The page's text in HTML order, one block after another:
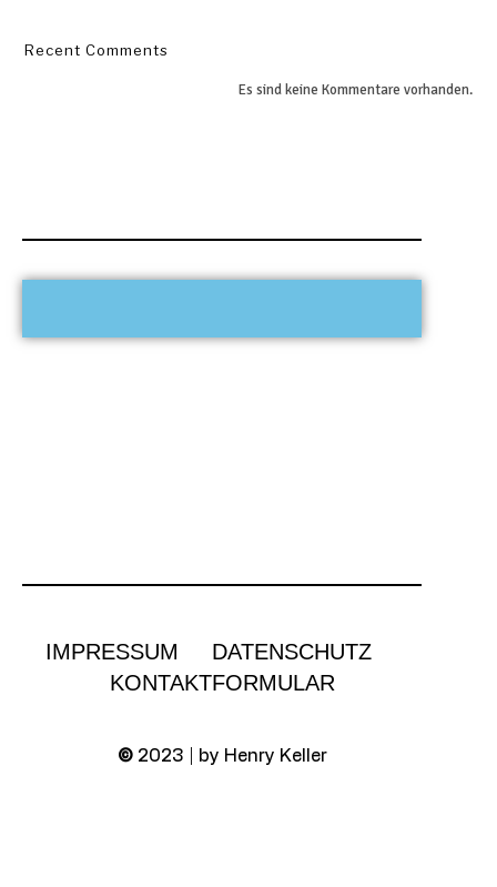
Recent Comments
Es sind keine Kommentare vorhanden.
IMPRESSUM
DATENSCHUTZ
KONTAKTFORMULAR
©2023 | by Henry Keller